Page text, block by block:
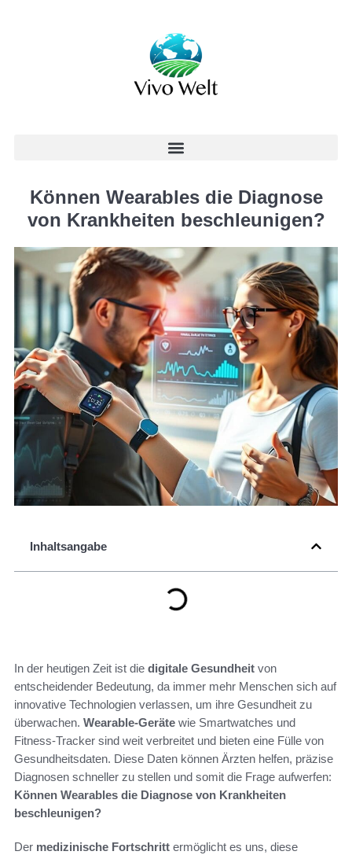
Können Wearables die Diagnose
von Krankheiten beschleunigen?
Inhaltsangabe
In der heutigen Zeit ist die digitale Gesundheit von
entscheidender Bedeutung, da immer mehr Menschen sich auf
innovative Technologien verlassen, um ihre Gesundheit zu
überwachen. Wearable-Geräte wie Smartwatches und
Fitness-Tracker sind weit verbreitet und bieten eine Fülle von
Gesundheitsdaten. Diese Daten können Ärzten helfen, präzise
Diagnosen schneller zu stellen und somit die Frage aufwerfen:
Können Wearables die Diagnose von Krankheiten
beschleunigen?
Der medizinische Fortschritt ermöglicht es uns, diese